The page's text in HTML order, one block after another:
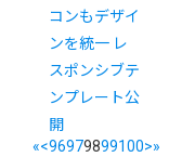
コンもデザイ
ンを統一 レ
スポンシブテ
ンプレート公
開
«<96979899100>»